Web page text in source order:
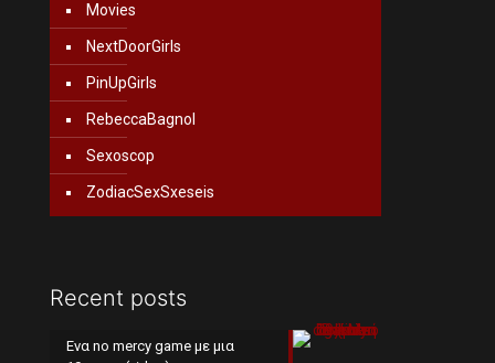
Movies
NextDoorGirls
PinUpGirls
RebeccaBagnol
Sexoscop
ZodiacSexSxeseis
Recent posts
Ενα no mercy game με μια